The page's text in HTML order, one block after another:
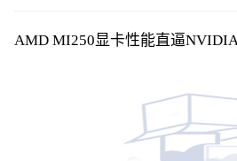
AMD MI250显卡性能直逼